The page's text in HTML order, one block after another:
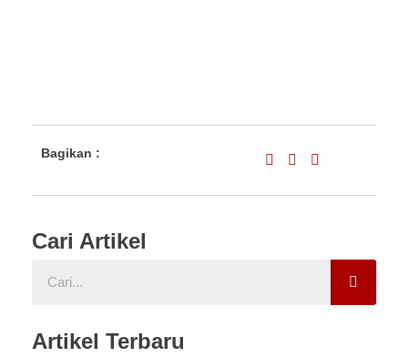
Bagikan :
Cari Artikel
Artikel Terbaru